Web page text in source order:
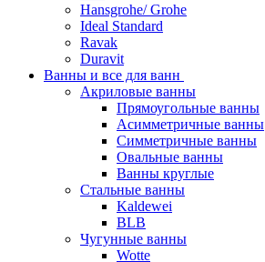
Hansgrohe/ Grohe
Ideal Standard
Ravak
Duravit
Ванны и все для ванн
Акриловые ванны
Прямоугольные ванны
Асимметричные ванны
Симметричные ванны
Овальные ванны
Ванны круглые
Стальные ванны
Kaldewei
BLB
Чугунные ванны
Wotte